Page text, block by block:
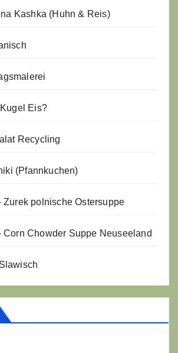
Kashka (Huhn & Reis)
Eis?
Recycling
(Pfannkuchen)
Zurek polnische Ostersuppe
Corn Chowder Suppe Neuseeland